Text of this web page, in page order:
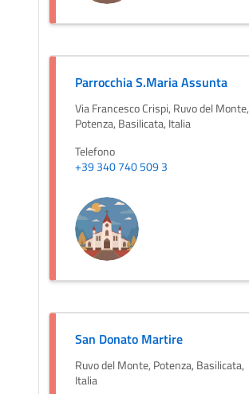
Parrocchia S.Maria Assunta
Via Francesco Crispi, Ruvo del Monte,
Potenza, Basilicata, Italia
Telefono
+39 340 740 509 3
San Donato Martire
Ruvo del Monte, Potenza, Basilicata,
Italia